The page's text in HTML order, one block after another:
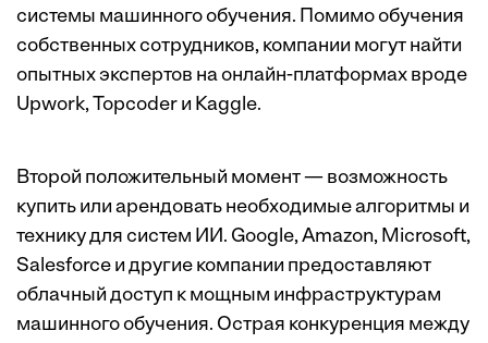
системы машинного обучения. Помимо обучения
собственных сотрудников, компании могут найти
опытных экспертов на онлайн-платформах вроде
Upwork, Topcoder и Kaggle.
Второй положительный момент — возможность
купить или арендовать необходимые алгоритмы и
технику для систем ИИ. Google, Amazon, Microsoft,
Salesforce и другие компании предоставляют
облачный доступ к мощным инфраструктурам
машинного обучения. Острая конкуренция между